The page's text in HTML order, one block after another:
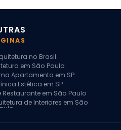
no Brasil
em São Paulo
Apartamento em SP
Estética em SP
em São Paulo
de Interiores em São